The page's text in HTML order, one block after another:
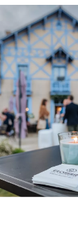
de salle